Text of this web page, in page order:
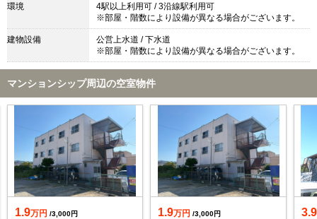
環境
4駅以上利用可 / 3沿線駅利用可
※部屋・階数により設備が異なる場合がございます。
建物設備
公営上水道 / 下水道
※部屋・階数により設備が異なる場合がございます。
マンションシップ周辺の空室物件
1.9万円 /3,000円
1.9万円 /3,000円
3.9